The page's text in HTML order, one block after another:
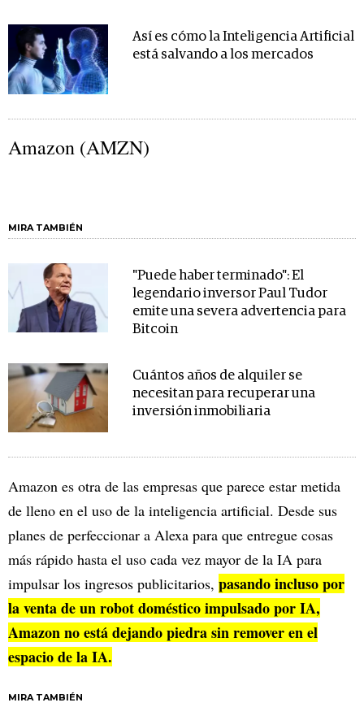
Así es cómo la Inteligencia Artificial
está salvando a los mercados
Amazon (AMZN)
MIRA TAMBIÉN
"Puede haber terminado": El
legendario inversor Paul Tudor
emite una severa advertencia para
Bitcoin
Cuántos años de alquiler se
necesitan para recuperar una
inversión inmobiliaria
Amazon es otra de las empresas que parece estar metida
de lleno en el uso de la inteligencia artificial. Desde sus
planes de perfeccionar a Alexa para que entregue cosas
más rápido hasta el uso cada vez mayor de la IA para
impulsar los ingresos publicitarios, pasando incluso por
la venta de un robot doméstico impulsado por IA,
Amazon no está dejando piedra sin remover en el
espacio de la IA.
MIRA TAMBIÉN